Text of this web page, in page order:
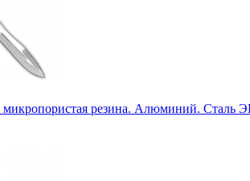
микропористая резина. Алюминий. Сталь